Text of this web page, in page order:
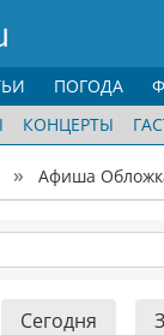
ПОГОДА
КОНЦЕРТЫ
Афиша
Сегодня